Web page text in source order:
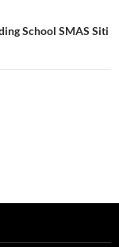
School SMAS Siti